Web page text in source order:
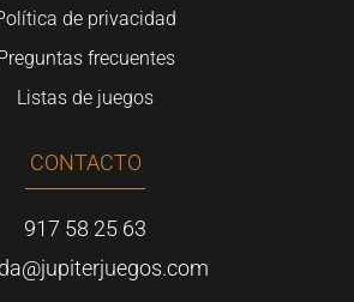
de privacidad
frecuentes
Listas de juegos
CONTACTO
917 58 25 63